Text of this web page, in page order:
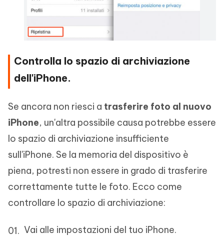
Controlla lo spazio di archiviazione
dell'iPhone.
Se ancora non riesci a trasferire foto al nuovo
iPhone, un'altra possibile causa potrebbe essere
lo spazio di archiviazione insufficiente
sull'iPhone. Se la memoria del dispositivo è
piena, potresti non essere in grado di trasferire
correttamente tutte le foto. Ecco come
controllare lo spazio di archiviazione:
Vai alle impostazioni del tuo iPhone.